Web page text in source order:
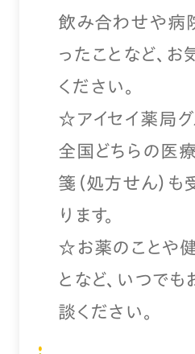
飲み合わせや病
ったことなど、
ください。
☆アイセイ薬局グ
全国どちらの医
箋（処方せん）
ります。
☆お薬のことや
となど、いつで
談ください。